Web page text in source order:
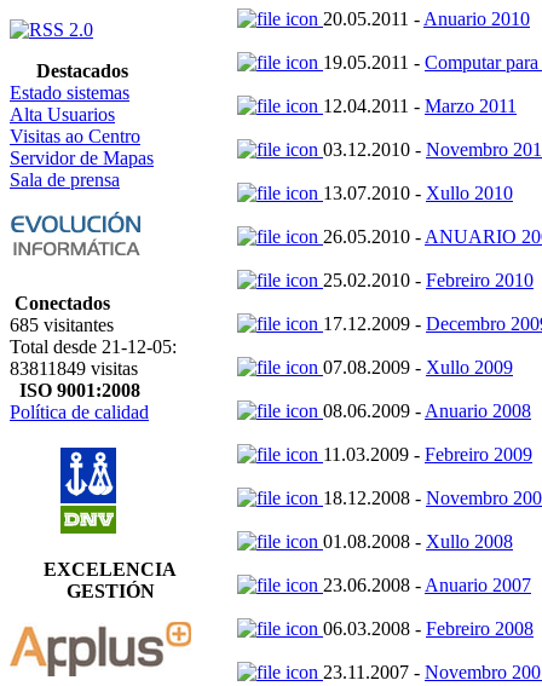
Destacados
Estado sistemas
Alta Usuarios
Visitas ao Centro
Servidor de Mapas
Sala de prensa
Conectados
685 visitantes
Total desde 21-12-05:
83811849 visitas
ISO 9001:2008
Política de calidad
EXCELENCIA
GESTIÓN
20.05.2011 - Anuario 2010
19.05.2011 - Computar
12.04.2011 - Marzo 2011
03.12.2010 - Novembro
13.07.2010 - Xullo 2010
26.05.2010 - ANUARIO
25.02.2010 - Febreiro 2010
17.12.2009 - Decembro
07.08.2009 - Xullo 2009
08.06.2009 - Anuario 2008
11.03.2009 - Febreiro 2009
18.12.2008 - Novembro
01.08.2008 - Xullo 2008
23.06.2008 - Anuario 2007
06.03.2008 - Febreiro 2008
23.11.2007 - Novembro